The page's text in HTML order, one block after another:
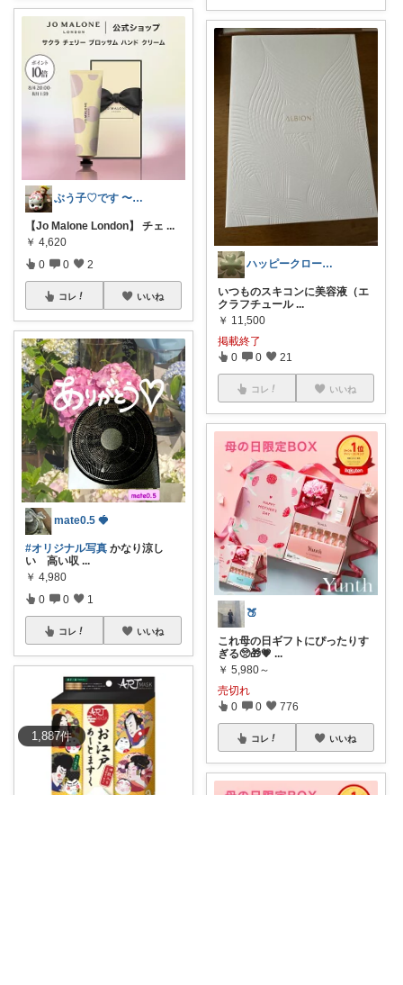
1,887件
ぶう子♡です 〜感謝です〜
【Jo Malone London】 チェ ...
￥ 4,620
0 0 2
コレ いいね
mate0.5 🍓
#オリジナル写真 かなり涼し
い 高い収 ...
￥ 4,980
0 0 1
コレ いいね
ハッピークローバー
いつものスキコンに美容液（エ
クラフチュール ...
￥ 11,500
掲載終了
0 0 21
コレ いいね
🍑
これ母の日ギフトにぴったりす
ぎる🥺🎁💗 ...
￥ 5,980～
売切れ
0 0 776
コレ いいね